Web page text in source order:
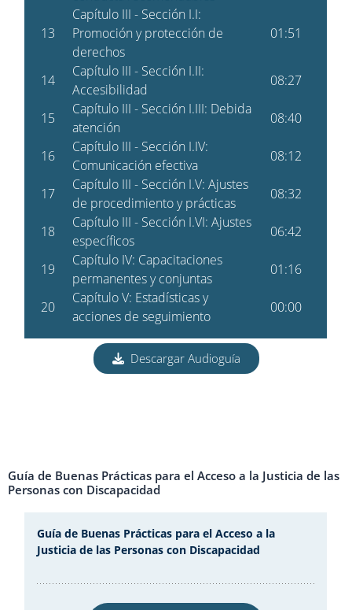
Descargar Audioguía
Guía de Buenas Prácticas para el Acceso a la Justicia de las
Personas con Discapacidad